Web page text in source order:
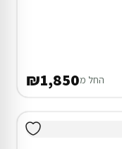
החל מ₪1,850